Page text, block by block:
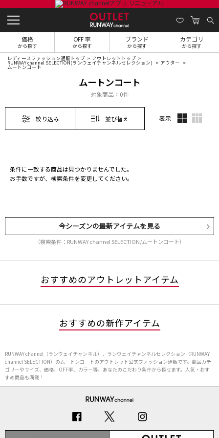
価格
から探す
OFF 率
から探す
ブランド
から探す
カテゴリ
から探す
レディースファッション通販トップ アウトレットトップ
RUNWAY channel SELECTION(ランウェイチャンネルセレクション) アウター
ムートンコート
ムートンコート
対象商品： 0件
絞り込み 並び替え 表示
条件に一致する商品は見つかりませんでした。
お手数ですが、検索条件を変更してください。
今シーズンの最新アイテムを見る
（検索条件：RUNWAY channel SELECTION/ムートンコート）
おすすめのアウトレットアイテム
おすすめの新作アイテム
RUNWAY channel（ランウェイチャンネル）、ランウェイチャンネルセレクション（RUNWAY
channel SELECTION）のムートンコートのアウトレット公式ファッション通販です。商品カテ
ゴリーやサイズ、価格、OFF率、カラー等、あなたのこだわり条件から探せます。人気・おす
すめ商品も満載！